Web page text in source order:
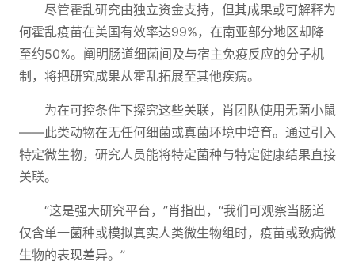
尽管霍乱研究由独立资金支持，但其成果或可解释为
何霍乱疫苗在美国有效率达99%，在南亚部分地区却降
至约50%。阐明肠道细菌间及与宿主免疫反应的分子机
制，将把研究成果从霍乱拓展至其他疾病。
为在可控条件下探究这些关联，肖团队使用无菌小鼠
——此类动物在无任何细菌或真菌环境中培育。通过引入
特定微生物，研究人员能将特定菌种与特定健康结果直接
关联。
“这是强大研究平台，”肖指出，“我们可观察当肠道
仅含单一菌种或模拟真实人类微生物组时，疫苗或致病微
生物的表现差异。”